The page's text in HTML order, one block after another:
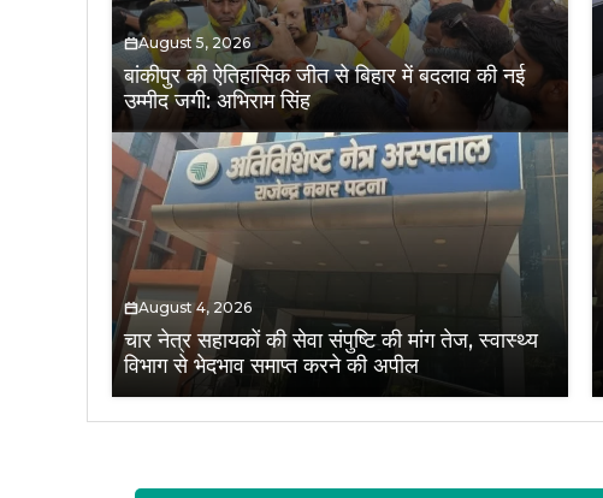
August 5, 2026
बांकीपुर की ऐतिहासिक जीत से बिहार में बदलाव की नई
उम्मीद जगी: अभिराम सिंह
August 4, 2026
चार नेत्र सहायकों की सेवा संपुष्टि की मांग तेज, स्वास्थ्य
विभाग से भेदभाव समाप्त करने की अपील